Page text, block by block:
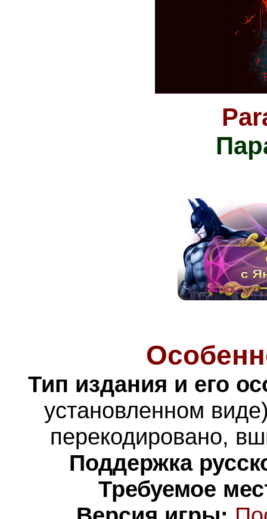
Тип издания и его
установленном
перекодировано,
Поддержка
Требуемое